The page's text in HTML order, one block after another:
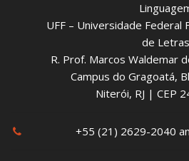
UFF – Universidade Federal
de Letras
R. Prof. Marcos Waldemar
Campus do Gragoatá,
Niterói, RJ | CEP
+55 (21) 2629-2040